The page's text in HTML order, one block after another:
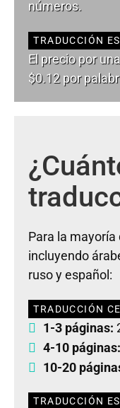
números.
TRADUCCIÓN
El precio por
$0.12 por
Para la
incluyendo
ruso y español:
TRADUCCIÓN
1-3 páginas:
4-10 páginas:
10-20
TRADUCCIÓN